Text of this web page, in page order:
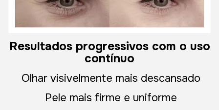
Resultados progressivos com o uso
contínuo
Olhar visivelmente mais descansado
Pele mais firme e uniforme